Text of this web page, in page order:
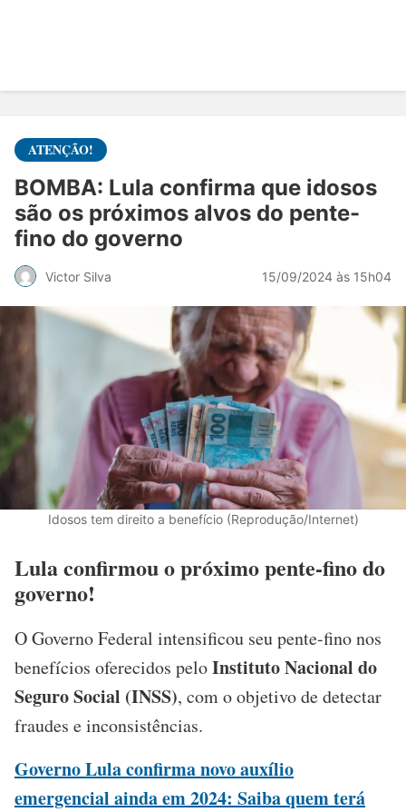
ATENÇÃO!
BOMBA: Lula confirma que idosos
são os próximos alvos do pente-
fino do governo
Victor Silva 15/09/2024 às 15h04
Idosos tem direito a benefício (Reprodução/Internet)
Lula confirmou o próximo pente-fino do
governo!
O Governo Federal intensificou seu pente-fino nos
benefícios oferecidos peloInstituto Nacional do
Seguro Social (INSS), com o objetivo de detectar
fraudes e inconsistências.
Governo Lula confirma novo auxílio
emergencial ainda em 2024: Saiba quem terá